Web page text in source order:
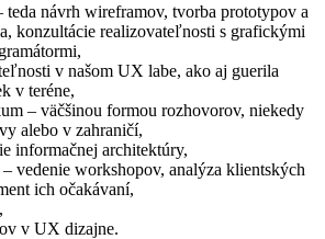
teda návrh wireframov, tvorba prototypov a
konzultácie realizovateľnosti s grafickými
v našom UX labe, ako aj guerila
v teréne,
– väčšinou formou rozhovorov, niekedy
alebo v zahraničí,
informačnej architektúry,
vedenie workshopov, analýza klientských
ich očakávaní,
v UX dizajne.